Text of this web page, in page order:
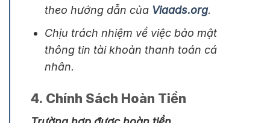
theo hướng dẫn của Viaads.org.
Chịu trách nhiệm về việc bảo mật
thông tin tài khoản thanh toán cá
nhân.
4. Chính Sách Hoàn Tiền